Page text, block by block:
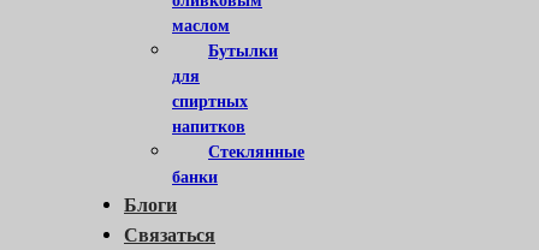
маслом
Бутылки
для
спиртных
напитков
Стеклянные
банки
Блоги
Связаться